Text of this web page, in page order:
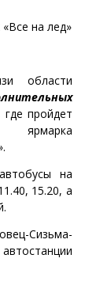
на лед»
области
где пройдет
ярмарка
на
15.20, а
Сизьма-